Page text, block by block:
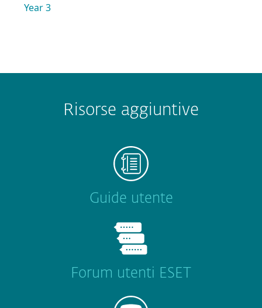
Year 3
Risorse aggiuntive
Guide utente
Forum utenti ESET